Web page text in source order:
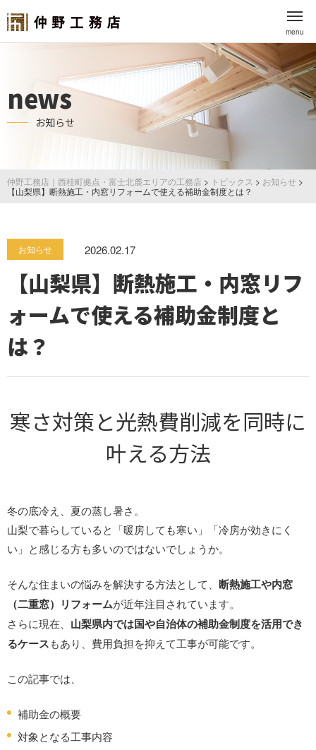
menu
news
お知らせ
仲野工務店｜西桂町拠点・富士北麓エリアの工務店 > トピックス > お知らせ >
【山梨県】断熱施工・内窓リフォームで使える補助金制度とは？
お知らせ 2026.02.17
【山梨県】断熱施工・内窓リフ
ォームで使える補助金制度と
は？
寒さ対策と光熱費削減を同時に
叶える方法
冬の底冷え、夏の蒸し暑さ。
山梨で暮らしていると「暖房しても寒い」「冷房が効きにく
い」と感じる方も多いのではないでしょうか。
そんな住まいの悩みを解決する方法として、 断熱施工や内窓
（二重窓）リフォームが近年注目されています。
さらに現在、 山梨県内では国や自治体の補助金制度を活用でき
るケースもあり、費用負担を抑えて工事が可能です。
この記事では、
補助金の概要
対象となる工事内容